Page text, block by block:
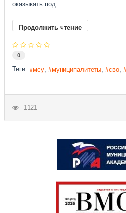
оказывать под...
Продолжить чтение
0
Теги: мсу муниципалитеты сво
1121